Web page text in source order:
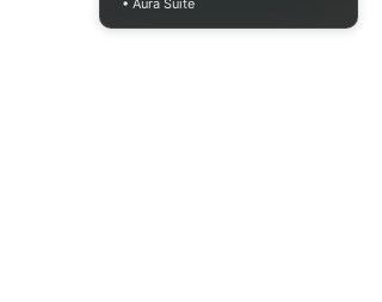
• Aura Suite